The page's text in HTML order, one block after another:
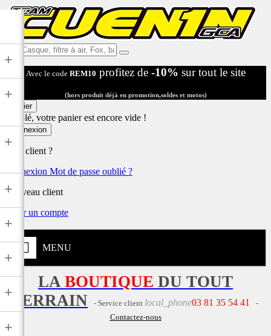
Ex:
Casque,
filtre
air,
Fox,
...
Avec le code REM10 profitez de -10% sur tout le site
(hors produit déjà en promotion,soldes et motos)
Panier
Désolé, votre panier est encore vide !
Connexion
Déjà client ?
Connexion Mot de passe oublié ?
Nouveau client
Créer un compte
MENU
+
+
+
+
+
+
+
+
LA BOUTIQUE DU TOUT
TERRAIN
- Service client local_phone03 81 35 54 41
-
Contactez-nous